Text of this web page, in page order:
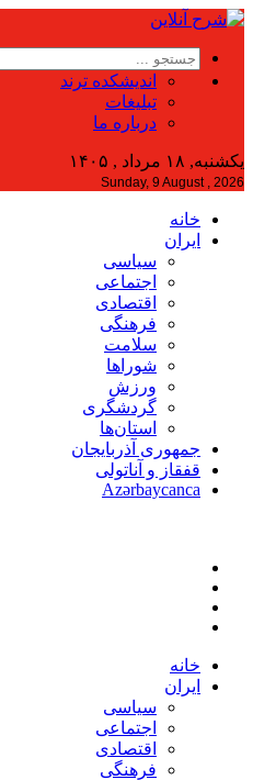
اندیشکده ترند
تبلیغات
درباره ما
یکشنبه, ۱۸ مرداد , ۱۴۰۵
Sunday, 9 August , 2026
خانه
ایران
سیاسی
اجتماعی
اقتصادی
فرهنگی
سلامت
شوراها
ورزش
گردشگری
استان‌ها
جمهوری آذربایجان
قفقاز و آناتولی
Azərbaycanca
خانه
ایران
سیاسی
اجتماعی
اقتصادی
فرهنگی